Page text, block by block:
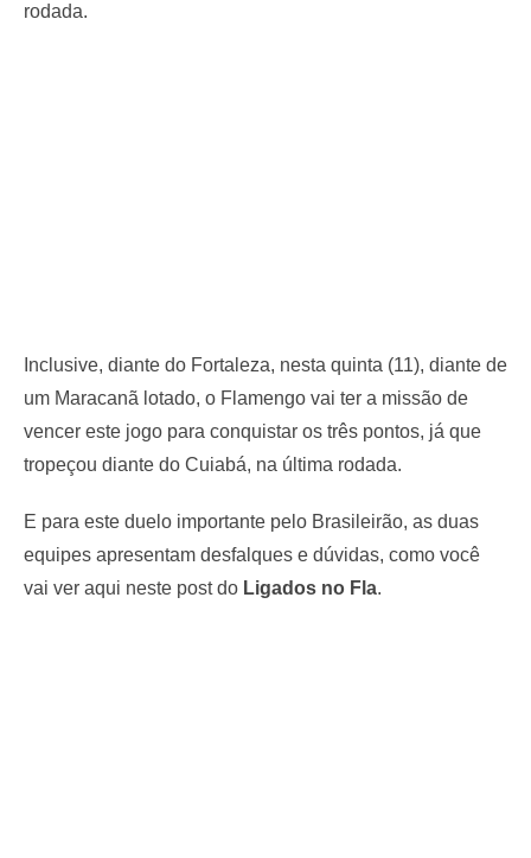
rodada.
Inclusive, diante do Fortaleza, nesta quinta (11), diante de
um Maracanã lotado, o Flamengo vai ter a missão de
vencer este jogo para conquistar os três pontos, já que
tropeçou diante do Cuiabá, na última rodada.
E para este duelo importante pelo Brasileirão, as duas
equipes apresentam desfalques e dúvidas, como você
vai ver aqui neste post do Ligados no Fla.